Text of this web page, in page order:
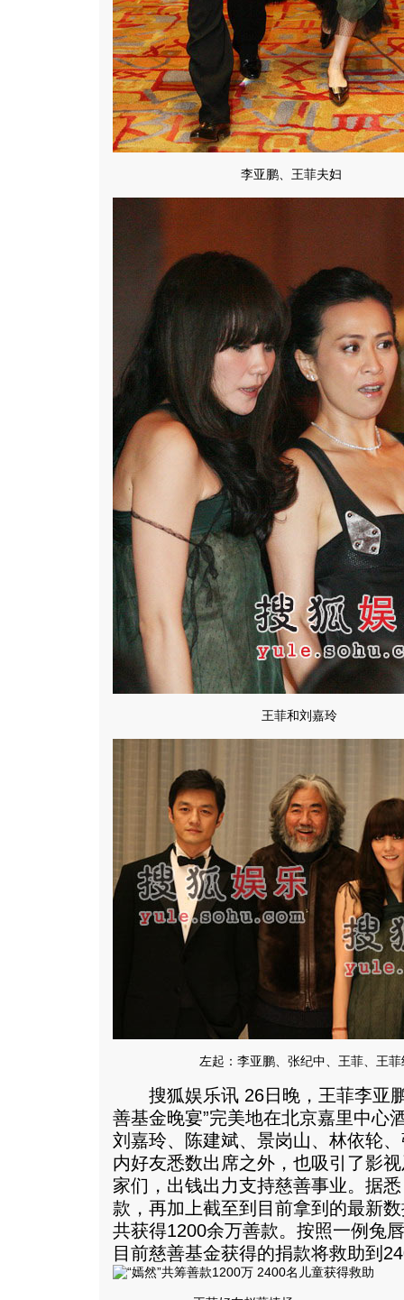
李亚鹏、王菲夫妇
王菲和刘嘉玲
左起：李亚鹏、张纪中、王菲、王
搜狐娱乐讯 26日晚，王菲李亚鹏
善基金晚宴”完美地在北京嘉里中心
刘嘉玲、陈建斌、景岗山、林依轮
内好友悉数出席之外，也吸引了影
家们，出钱出力支持慈善事业。据
款，再加上截至到目前拿到的最新
共获得1200余万善款。按照一例兔
目前慈善基金获得的捐款将救助到